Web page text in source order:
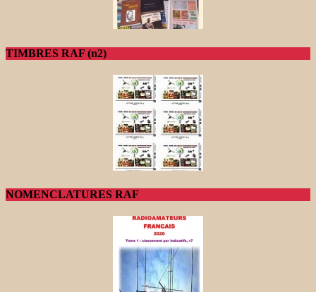
TIMBRES RAF (n2)
NOMENCLATURES RAF